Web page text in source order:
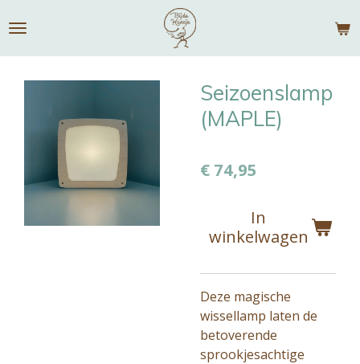
direct
naar
Seizoenslamp
(MAPLE)
€ 74,95
In
winkelwagen
Deze magische
wissellamp laten de
betoverende
sprookjesachtige